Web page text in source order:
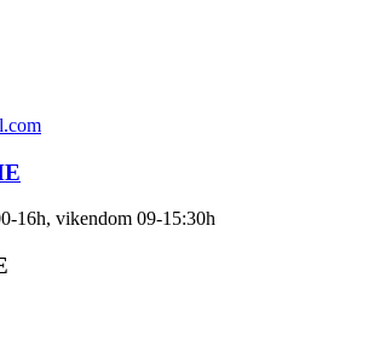
16h, vikendom 09-15:30h